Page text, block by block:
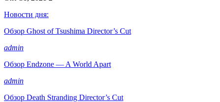
Новости дня:
Обзор Ghost of Tsushima Director’s Cut
admin
Обзор Endzone — A World Apart
admin
Обзор Death Stranding Director’s Cut